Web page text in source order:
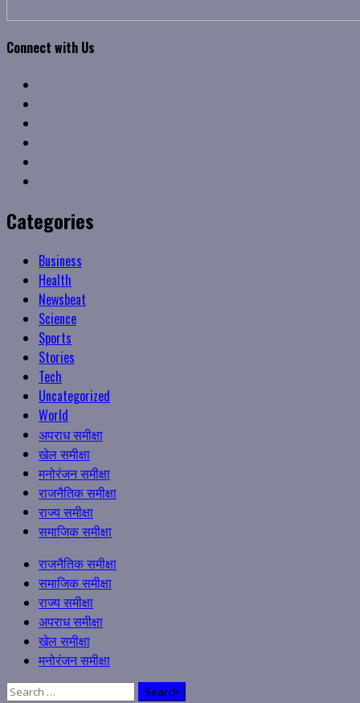
Connect with Us
Categories
Business
Health
Newsbeat
Science
Sports
Stories
Tech
Uncategorized
World
अपराध समीक्षा
खेल समीक्षा
मनोरंजन समीक्षा
राजनैतिक समीक्षा
राज्य समीक्षा
समाजिक समीक्षा
Primary
Menu
राजनैतिक समीक्षा
समाजिक समीक्षा
राज्य समीक्षा
अपराध समीक्षा
खेल समीक्षा
मनोरंजन समीक्षा
Search